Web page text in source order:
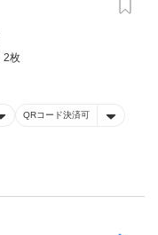
2枚
QRコード決済可